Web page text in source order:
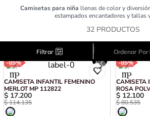
Camisetas para niña llenas de color y
estampados encantadores y tallas
32 PRODUCTOS
Filtrar | Ordenar Por
-85%
CAMISETA INFANTIL FEMENINO
MERLOT MP 112822
$ 17.200
$114.135
-85%
CAMISETA
ROSA
$ 12.100
$80.535